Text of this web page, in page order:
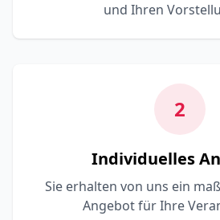
und Ihren
2
Individuelles
Sie erhalten von uns ein
Angebot für Ihre